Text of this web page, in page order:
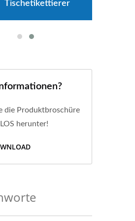
die Produktbroschüre
herunter!